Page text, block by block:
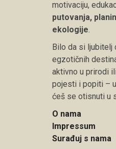
motivaciju,
putovanja,
ekologije.
Bilo da si ljubitelj
egzotičnih
aktivno u prirodi
pojesti i popiti –
ćeš se otisnuti u
O nama
Impressum
Surađuj s nama